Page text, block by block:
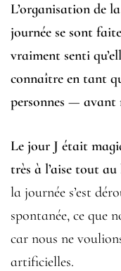
L’organisation de
journée se sont
vraiment senti
connaître en tant
personnes — avant
Le jour J était
très à l’aise tout au
la journée s’est
spontanée, ce que
car nous ne
artificielles.